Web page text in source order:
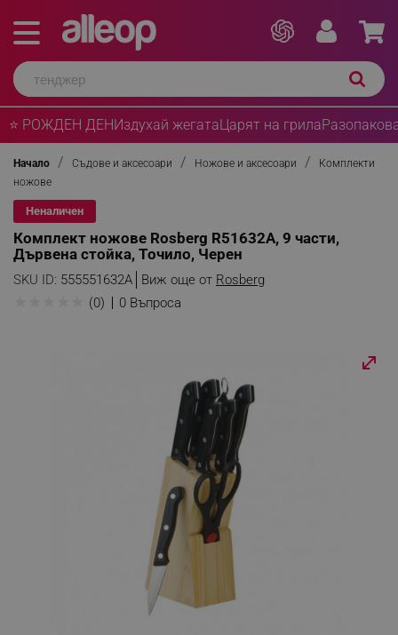
⭐ РОЖДЕН ДЕНИздухай жегатаЦарят на грила
Начало Съдове и аксесоари Ножове и аксесоари
Комплекти
ножове
Неналичен
Комплект ножове Rosberg R51632A, 9 части,
Дървена стойка, Точило, Черен
SKU ID: 555551632A Виж още от Rosberg
(0) 0 Въпроса